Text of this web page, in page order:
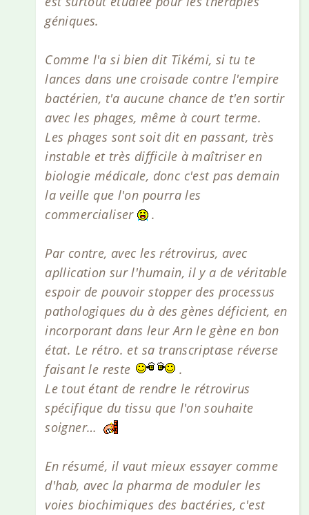
géniques.
Comme l'a si bien dit Tikémi, si tu te
lances dans une croisade contre l'empire
bactérien, t'a aucune chance de t'en sortir
avec les phages, même à court terme.
Les phages sont soit dit en passant, très
instable et très difficile à maîtriser en
biologie médicale, donc c'est pas demain
la veille que l'on pourra les
commercialiser
.
Par contre, avec les rétrovirus, avec
apllication sur l'humain, il y a de véritable
espoir de pouvoir stopper des processus
pathologiques du à des gènes déficient, en
incorporant dans leur Arn le gène en bon
état. Le rétro. et sa transcriptase réverse
faisant le reste
.
Le tout étant de rendre le rétrovirus
spécifique du tissu que l'on souhaite
soigner…
En résumé, il vaut mieux essayer comme
d'hab, avec la pharma de moduler les
voies biochimiques des bactéries, c'est